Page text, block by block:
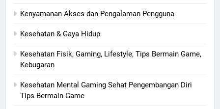
Kenyamanan Akses dan Pengalaman Pengguna
Kesehatan & Gaya Hidup
Kesehatan Fisik, Gaming, Lifestyle, Tips Bermain Game,
Kebugaran
Kesehatan Mental Gaming Sehat Pengembangan Diri
Tips Bermain Game